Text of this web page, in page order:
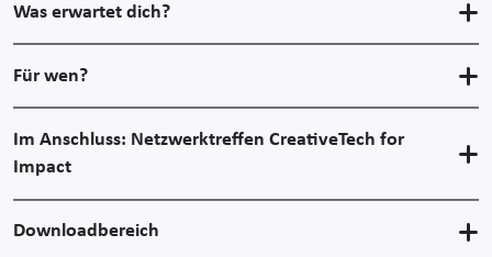
Was erwartet dich?
Für wen?
Im Anschluss: Netzwerktreffen CreativeTech for
Impact
Downloadbereich